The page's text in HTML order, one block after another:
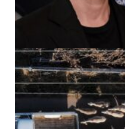
ΡΕΠΟΡΤΑΖ | 07/08/2026 · 17:27
Ο Δούκας για έργα,
μάχη των επόμενων
μου να κατέβει ο